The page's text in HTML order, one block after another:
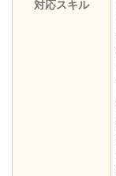
対応スキル